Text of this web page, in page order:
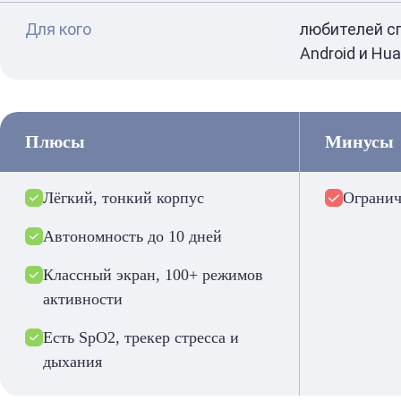
Для кого
любителей
Android и
Плюсы
Лёгкий, тонкий корпус
Автономность до 10 дней
Классный экран, 100+ режимов
активности
Есть SpO2, трекер стресса и
дыхания
Минусы